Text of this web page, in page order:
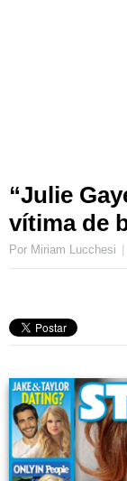
“Julie
vítima de
Por Miriam Lucchesi